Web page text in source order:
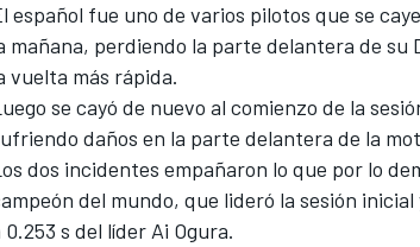
español fue uno de varios pilotos que se
mañana, perdiendo la parte delantera de su
vuelta más rápida.
se cayó de nuevo al comienzo de la
daños en la parte delantera de la
dos incidentes empañaron lo que por lo
del mundo, que lideró la sesión
0.253 s del líder Ai Ogura.